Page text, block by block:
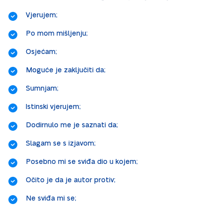
Vjerujem;
Po mom mišljenju;
Osjećam;
Moguće je zaključiti da;
Sumnjam;
Istinski vjerujem;
Dodirnulo me je saznati da;
Slagam se s izjavom;
Posebno mi se sviđa dio u kojem;
Očito je da je autor protiv;
Ne sviđa mi se;